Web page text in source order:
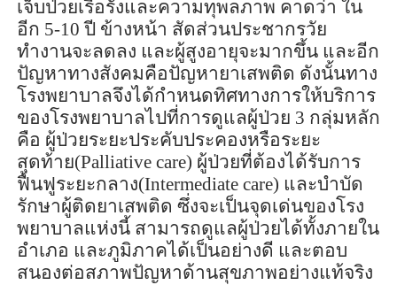
เจ็บป่วยเรื้อรังและความทุพลภาพ คาดว่า ใน
อีก 5-10 ปี ข้างหน้า สัดส่วนประชากรวัย
ทำงานจะลดลง และผู้สูงอายุจะมากขึ้น และอีก
ปัญหาทางสังคมคือปัญหายาเสพติด ดังนั้นทาง
โรงพยาบาลจึงได้กำหนดทิศทางการให้บริการ
ของโรงพยาบาลไปที่การดูแลผู้ป่วย 3 กลุ่มหลัก
คือ ผู้ป่วยระยะประคับประคองหรือระยะ
สุดท้าย(Palliative care) ผู้ป่วยที่ต้องได้รับการ
ฟื้นฟูระยะกลาง(Intermediate care) และบำบัด
รักษาผู้ติดยาเสพติด ซึ่งจะเป็นจุดเด่นของโรง
พยาบาลแห่งนี้ สามารถดแลผู้ป่วยได้ทั้งภายใน
อำเภอ และภูมิภาคได้เป็นอย่างดี และตอบ
สนองต่อสภาพปัญหาด้านสุขภาพอย่างแท้จริง